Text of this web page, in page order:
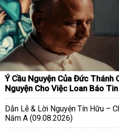
Ý Cầu Nguyện Của Đức Thánh
Nguyện Cho Việc Loan Báo
Dẫn Lễ & Lời Nguyện Tín Hữu –
Năm A (09.08.2026)